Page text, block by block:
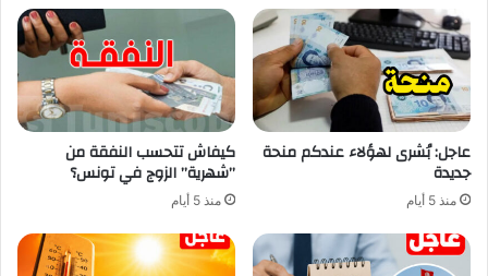
عاجل: بُشرى لهؤلاء عندكم منحة
جديدة
منذ 5 أيام
كيفاش تتحسب النفقة من
”شهرية” الزوج في تونس؟
منذ 5 أيام